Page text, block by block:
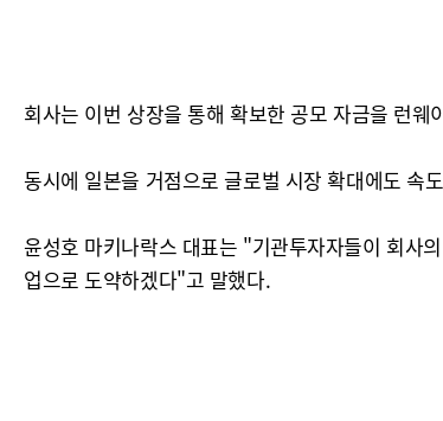
회사는 이번 상장을 통해 확보한 공모 자금을 런
동시에 일본을 거점으로 글로벌 시장 확대에도 속
윤성호 마키나락스 대표는 "기관투자자들이 회사
업으로 도약하겠다"고 말했다.